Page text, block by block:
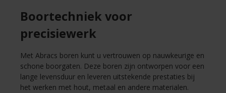
Boortechniek voor
precisiewerk
Met Abracs boren kunt u vertrouwen op nauwkeurige en
schone boorgaten. Deze boren zijn ontworpen voor een
lange levensduur en leveren uitstekende prestaties bij
het werken met hout, metaal en andere materialen.